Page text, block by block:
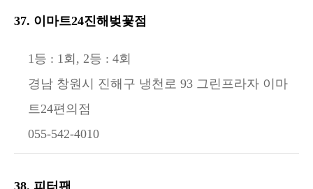
37. 이마트24진해벚꽃점
1등 : 1회, 2등 : 4회
경남 창원시 진해구 냉천로 93 그린프라자 이마
트24편의점
055-542-4010
38. 피터팬